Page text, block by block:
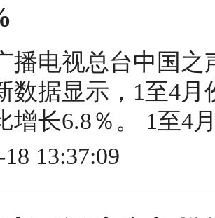
播电视总台中国
数据显示，1至4月
增长6.8％。 1至4
13:37:09